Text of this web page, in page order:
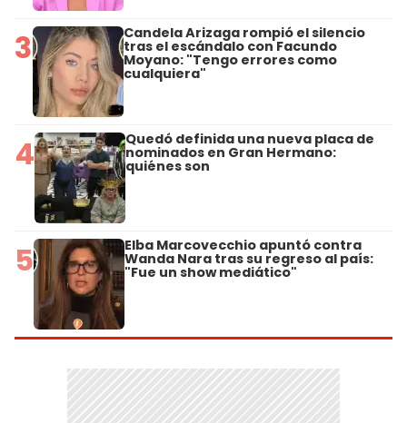
3 Candela Arizaga rompió el silencio
tras el escándalo con Facundo
Moyano: "Tengo errores como
cualquiera"
4 Quedó definida una nueva placa de
nominados en Gran Hermano:
quiénes son
5 Elba Marcovecchio apuntó contra
Wanda Nara tras su regreso al país:
"Fue un show mediático"